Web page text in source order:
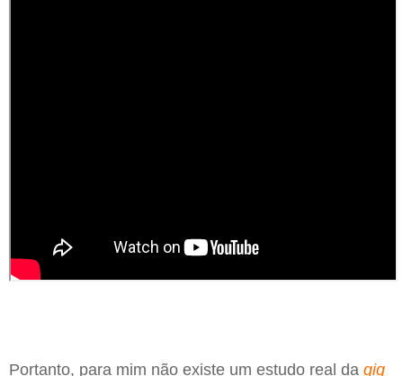
Portanto, para mim não existe um estudo real da gig